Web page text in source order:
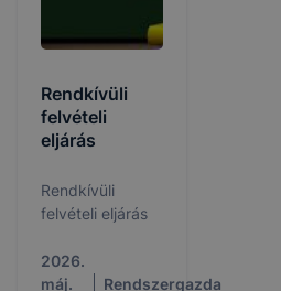
Rendkívüli
felvételi
eljárás
Rendkívüli
felvételi eljárás
2026.
máj.
Rendszergazda